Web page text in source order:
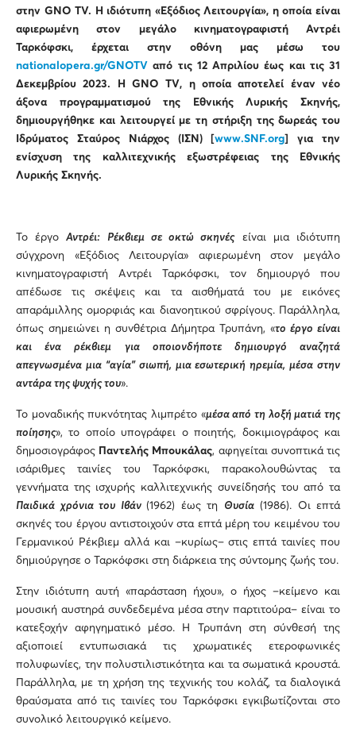
στην GNO TV. Η ιδιότυπη «Εξόδιος Λειτουργία», η οποία είναι
αφιερωμένη στον μεγάλο κινηματογραφιστή Αντρέι
Ταρκόφσκι, έρχεται στην οθόνη μας μέσω του
nationalopera.gr/GNOTV από τις 12 Απριλίου έως και τις 31
Δεκεμβρίου 2023. H GNO TV, η οποία αποτελεί έναν νέο
άξονα προγραμματισμού της Εθνικής Λυρικής Σκηνής,
δημιουργήθηκε και λειτουργεί με τη στήριξη της δωρεάς του
Ιδρύματος Σταύρος Νιάρχος (ΙΣΝ) [www.SNF.org ] για την
ενίσχυση της καλλιτεχνικής εξωστρέφειας της Εθνικής
Λυρικής Σκηνής.
Το έργοΑντρέι: Ρέκβιεμ σε οκτώ σκηνέςείναι μια ιδιότυπη
σύγχρονη «Εξόδιος Λειτουργία» αφιερωμένη στον μεγάλο
κινηματογραφιστή Αντρέι Ταρκόφσκι, τον δημιουργό που
απέδωσε τις σκέψεις και τα αισθήματά του με εικόνες
απαράμιλλης ομορφιάς και διανοητικού σφρίγους. Παράλληλα,
όπως σημειώνει η συνθέτρια Δήμητρα Τρυπάνη, «το έργο είναι
και ένα ρέκβιεμ για οποιονδήποτε δημιουργό αναζητά
απεγνωσμένα μια “αγία” σιωπή, μια εσωτερική ηρεμία, μέσα στην
αντάρα της ψυχής του».
Το μοναδικής πυκνότητας λιμπρέτο «μέσα από τη λοξή ματιά της
ποίησης», το οποίο υπογράφει ο ποιητής, δοκιμιογράφος και
δημοσιογράφος Παντελής Μπουκάλας, αφηγείται συνοπτικά τις
ισάριθμες ταινίες του Ταρκόφσκι, παρακολουθώντας τα
γεννήματα της ισχυρής καλλιτεχνικής συνείδησής του από τα
Παιδικά χρόνια του Ιβάν (1962) έως τη Θυσία(1986). Οι επτά
σκηνές του έργου αντιστοιχούν στα επτά μέρη του κειμένου του
Γερμανικού Ρέκβιεμ αλλά και –κυρίως– στις επτά ταινίες που
δημιούργησε ο Ταρκόφσκι στη διάρκεια της σύντομης ζωής του.
Στην ιδιότυπη αυτή «παράσταση ήχου», ο ήχος –κείμενο και
μουσική αυστηρά συνδεδεμένα μέσα στην παρτιτούρα– είναι το
κατεξοχήν αφηγηματικό μέσο. Η Τρυπάνη στη σύνθεσή της
αξιοποιεί εντυπωσιακά τις χρωματικές ετεροφωνικές
πολυφωνίες, την πολυστιλιστικότητα και τα σωματικά κρουστά.
Παράλληλα, με τη χρήση της τεχνικής του κολάζ, τα διαλογικά
θραύσματα από τις ταινίες του Ταρκόφσκι εγκιβωτίζονται στο
συνολικό λειτουργικό κείμενο.